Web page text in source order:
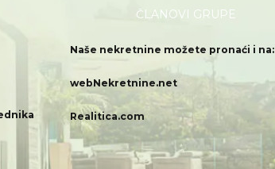
ČLANOVI GRUPE
Naše nekretnine možete pronaći i na:
webNekretnine.net
Realitica.com